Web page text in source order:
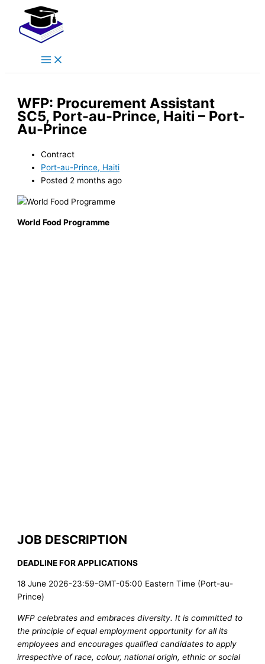
content
Menu
WFP: Procurement Assistant
SC5, Port-au-Prince, Haiti – Port-
Au-Prince
Contract
Port-au-Prince, Haiti
Posted 2 months ago
World Food Programme
JOB DESCRIPTION
DEADLINE FOR APPLICATIONS
18 June 2026-23:59-GMT-05:00 Eastern Time (Port-au-
Prince)
WFP celebrates and embraces diversity. It is committed to
the principle of equal employment opportunity for all its
employees and encourages qualified candidates to apply
irrespective of race, colour, national origin, ethnic or social